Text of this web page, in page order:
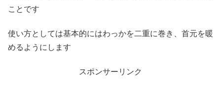
ことです
使い方としては基本的にはわっかを二重に巻き、首元を暖
めるようにします
スポンサーリンク